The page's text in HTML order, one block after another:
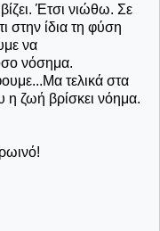
Έτσι νιώθω. Σε
στην ίδια τη φύση
να
νόσημα.
τελικά στα
η ζωή βρίσκει νόημα.